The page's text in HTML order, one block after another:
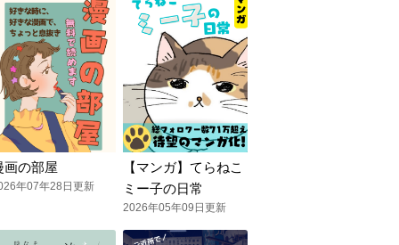
画の部屋
年07年28日更新
【マンガ】てらねこ
ミー子の日常
2026年05年09日更新